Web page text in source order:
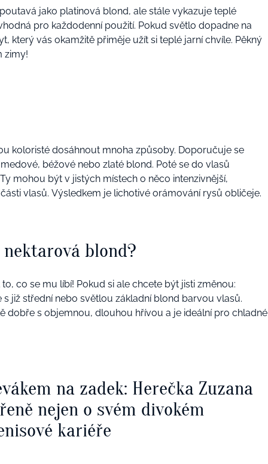
jako platinová blond, ale stále vykazuje teplé
pro každodenní použití. Pokud světlo dopadne na
který vás okamžitě přiměje užít si teplé jarní chvíle. Pěkný
zimy!
koloristé dosáhnout mnoha způsoby. Doporučuje se
béžové nebo zlaté blond. Poté se do vlasů
mohou být v jistých místech o něco intenzivnější,
vlasů. Výsledkem je lichotivé orámování rysů obličeje.
blond?
co se mu líbí! Pokud si ale chcete být jisti změnou:
již střední nebo světlou základní blond barvou vlasů.
dobře s objemnou, dlouhou hřívou a je ideální pro chladné
na zadek: Herečka Zuzana
nejen o svém divokém
kariéře